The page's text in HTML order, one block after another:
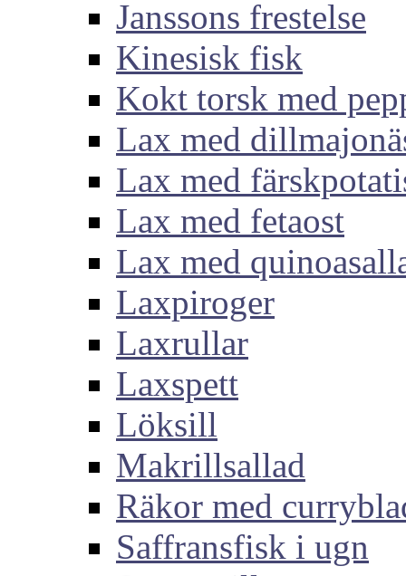
Janssons frestelse
Kinesisk fisk
Kokt torsk med
Lax med
Lax med
Lax med fetaost
Lax med
Laxpiroger
Laxrullar
Laxspett
Löksill
Makrillsallad
Räkor med
Saffransfisk i ugn